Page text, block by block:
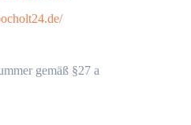
gemäß §27 a